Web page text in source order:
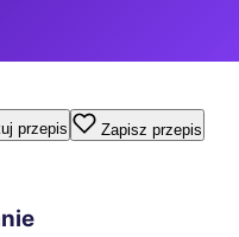
przepis Zapisz przepis